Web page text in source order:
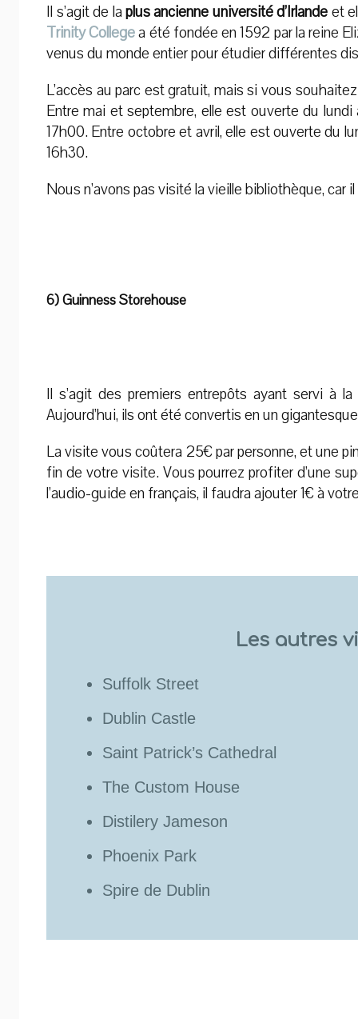
Il s’agit de laplus ancienne université d’Irlandeet
Trinity Collegea été fondée en 1592 par la reine
venus du monde entier pour étudier différentes
L’accès au parc est gratuit, mais si vous
Entre mai et septembre, elle est ouverte du
17h00. Entre octobre et avril, elle est ouverte du
16h30.
Nous n’avons pas visité la vieille bibliothèque, car
6) Guinness Storehouse
Il s’agit des premiers entrepôts ayant servi à
Aujourd’hui, ils ont été convertis en un
La visite vous coûtera 25€ par personne, et une
fin de votre visite. Vous pourrez profiter d’une
l’audio-guide en français, il faudra ajouter 1€ à
Les autres
Suffolk Street
Dublin Castle
Saint Patrick’s Cathedral
The Custom House
Distilery Jameson
Phoenix Park
Spire de Dublin